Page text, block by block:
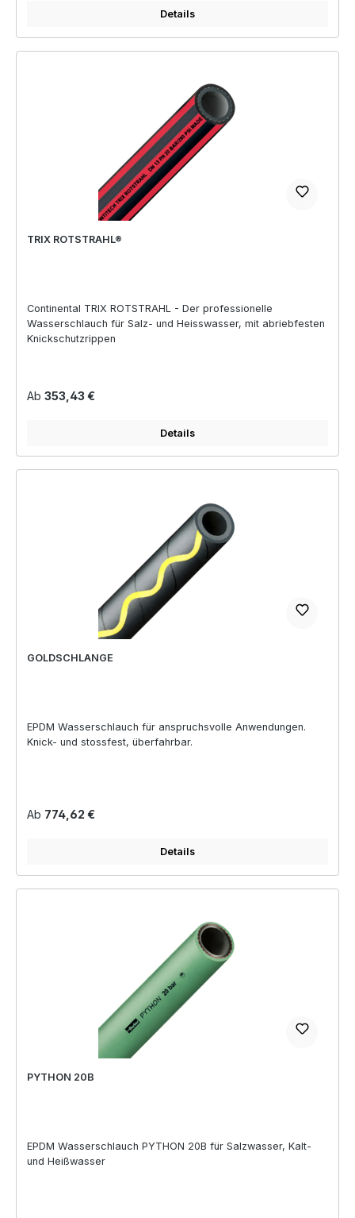
Details
TRIX ROTSTRAHL®
Continental TRIX ROTSTRAHL - Der professionelle
Wasserschlauch für Salz- und Heisswasser, mit abriebfesten
Knickschutzrippen
Regulärer Preis:
Ab 353,43 €
Details
GOLDSCHLANGE
EPDM Wasserschlauch für anspruchsvolle Anwendungen.
Knick- und stossfest, überfahrbar.
Regulärer Preis:
Ab 774,62 €
Details
PYTHON 20B
EPDM Wasserschlauch PYTHON 20B für Salzwasser, Kalt-
und Heißwasser